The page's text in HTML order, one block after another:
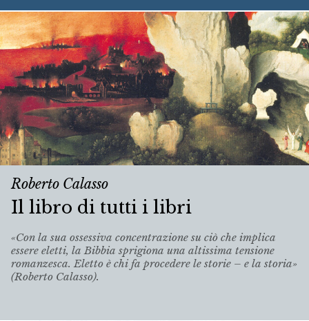
Roberto Calasso
Il libro di tutti i libri
«Con la sua ossessiva concentrazione su ciò che implica
essere eletti, la Bibbia sprigiona una altissima tensione
romanzesca. Eletto è chi fa procedere le storie – e la storia»
(Roberto Calasso).